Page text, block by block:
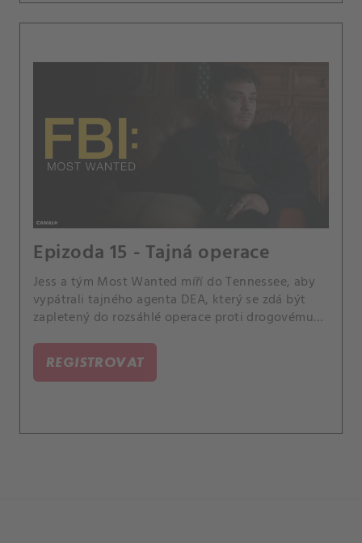
Epizoda 15 - Tajná operace
Jess a tým Most Wanted míří do Tennessee, aby
vypátrali tajného agenta DEA, který se zdá být
zapletený do rozsáhlé operace proti drogovému
chybou nastěhovat se k Jessovi a Tali tak brzy.
REGISTROVAT